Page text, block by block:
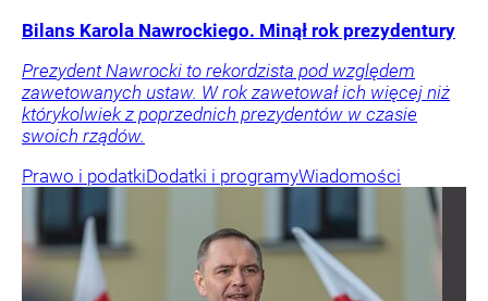
Bilans Karola Nawrockiego. Minął rok prezydentury
Prezydent Nawrocki to rekordzista pod względem
zawetowanych ustaw. W rok zawetował ich więcej niż
którykolwiek z poprzednich prezydentów w czasie
swoich rządów.
Prawo i podatkiDodatki i programyWiadomości